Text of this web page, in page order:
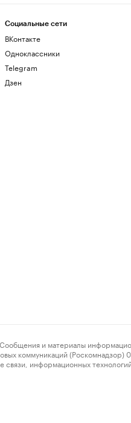
Социальные сети
ВКонтакте
Одноклассники
Telegram
Дзен
и материалы
коммуникаций
информационных